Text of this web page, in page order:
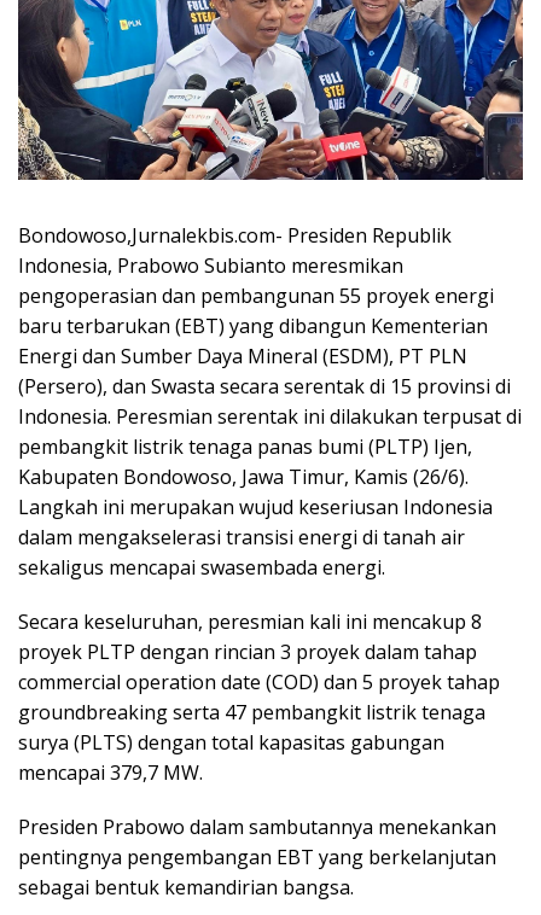
Bondowoso,Jurnalekbis.com- Presiden Republik
Indonesia, Prabowo Subianto meresmikan
pengoperasian dan pembangunan 55 proyek energi
baru terbarukan (EBT) yang dibangun Kementerian
Energi dan Sumber Daya Mineral (ESDM), PT PLN
(Persero), dan Swasta secara serentak di 15 provinsi di
Indonesia. Peresmian serentak ini dilakukan terpusat di
pembangkit listrik tenaga panas bumi (PLTP) Ijen,
Kabupaten Bondowoso, Jawa Timur, Kamis (26/6).
Langkah ini merupakan wujud keseriusan Indonesia
dalam mengakselerasi transisi energi di tanah air
sekaligus mencapai swasembada energi.
Secara keseluruhan, peresmian kali ini mencakup 8
proyek PLTP dengan rincian 3 proyek dalam tahap
commercial operation date (COD) dan 5 proyek tahap
groundbreaking serta 47 pembangkit listrik tenaga
surya (PLTS) dengan total kapasitas gabungan
mencapai 379,7 MW.
Presiden Prabowo dalam sambutannya menekankan
pentingnya pengembangan EBT yang berkelanjutan
sebagai bentuk kemandirian bangsa.